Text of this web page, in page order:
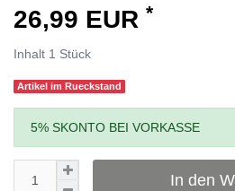
26,99 EUR *
Inhalt 1 Stück
Artikel im Rueckstand
5% SKONTO BEI VORKASSE
In den